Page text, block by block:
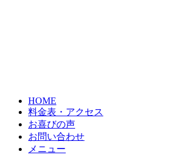
HOME
料金表・アクセス
お喜びの声
お問い合わせ
メニュー